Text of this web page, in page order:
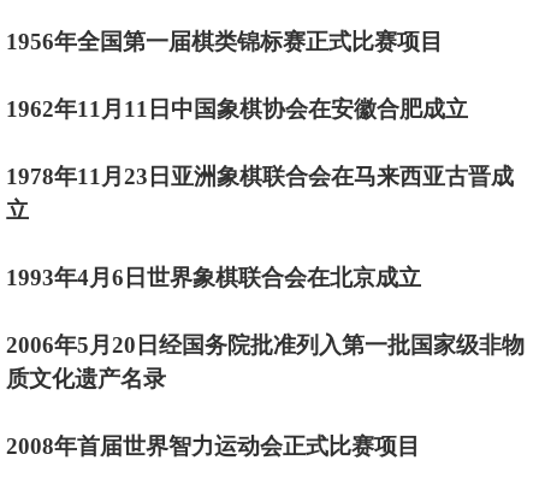
1956年全国第一届棋类锦标赛正式比赛项目
1962年11月11日中国象棋协会在安徽合肥成立
1978年11月23日亚洲象棋联合会在马来西亚古晋成
立
1993年4月6日世界象棋联合会在北京成立
2006年5月20日经国务院批准列入第一批国家级非物
质文化遗产名录
2008年首届世界智力运动会正式比赛项目